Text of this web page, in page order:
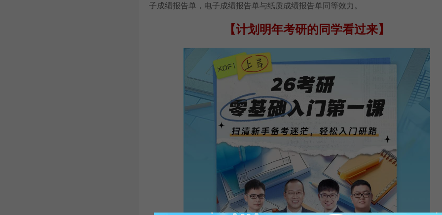
子成绩报告单，电子成绩报告单与纸质成绩报告单同等效力。
【计划明年考研的同学看过来】